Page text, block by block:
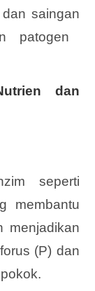
saingan
patogen
dan
seperti
membantu
menjadikan
(P) dan